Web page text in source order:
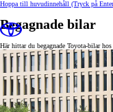
Hoppa till huvudinnehåll (Tryck på
Begagnade bilar
Här hittar du begagnade Toyota-bilar hos